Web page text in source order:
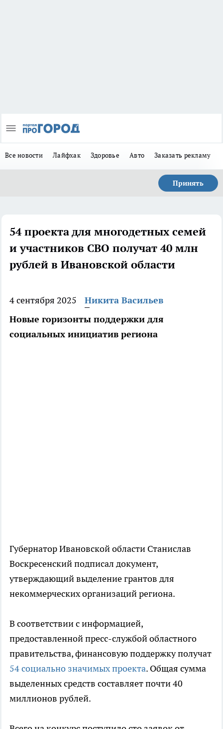
Все новости Лайфхак Здоровье Авто Заказать рекламу
Принять
54 проекта для многодетных семей
и участников СВО получат 40 млн
рублей в Ивановской области
4 сентября 2025
Никита Васильев
Новые горизонты поддержки для
социальных инициатив региона
Губернатор Ивановской области Станислав
Воскресенский подписал документ,
утверждающий выделение грантов для
некоммерческих организаций региона.
В соответствии с информацией,
предоставленной пресс-службой областного
правительства, финансовую поддержку получат
54 социально значимых проекта. Общая сумма
выделенных средств составляет почти 40
миллионов рублей.